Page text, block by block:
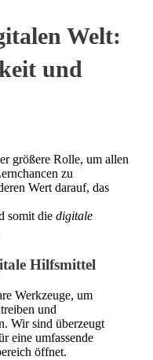
Welt:
und
größere Rolle, um allen
zu
Wert darauf, das
somit die digitale
Hilfsmittel
Werkzeuge, um
und
Wir sind überzeugt
eine umfassende
öffnet.